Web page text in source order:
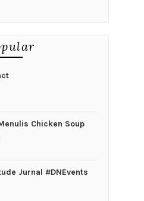
Chicken Soup
Jurnal #DNEvents